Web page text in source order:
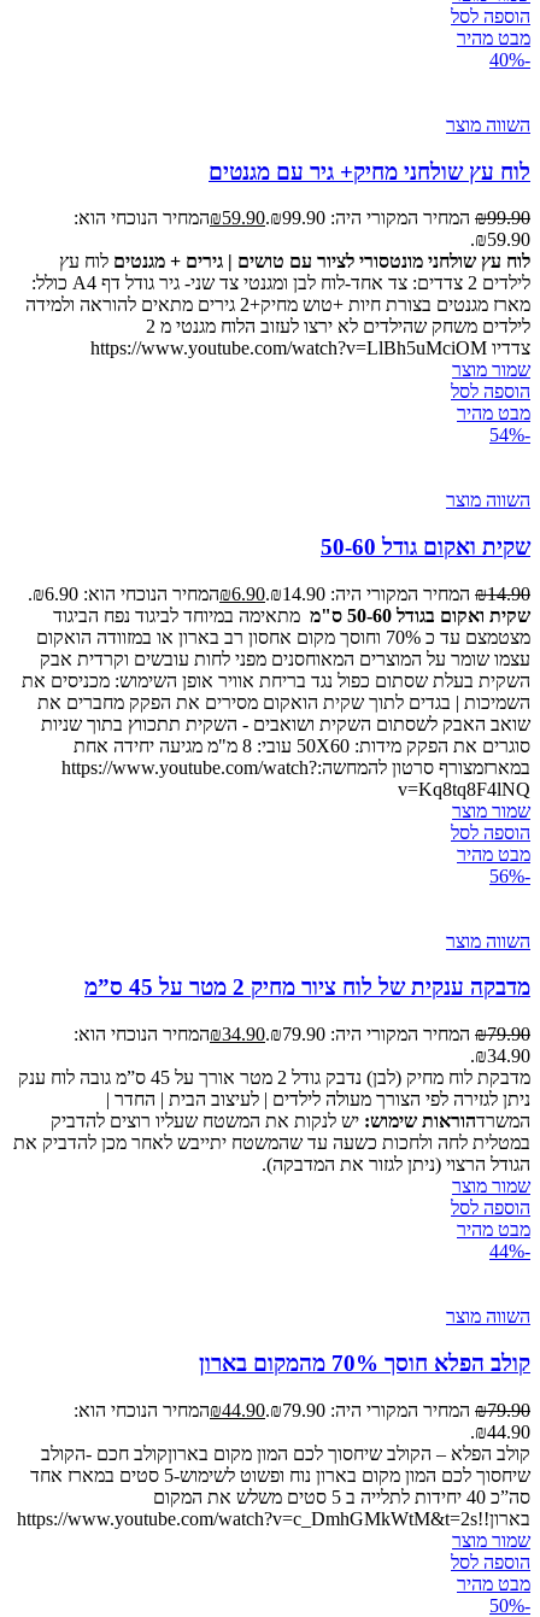
הוספה לסל
מבט מהיר
-40%
השווה מוצר
לוח עץ שולחני מחיק+ גיר עם מגנטים
₪99.90 המחיר המקורי היה: ₪99.90. ₪59.90
המחיר הנוכחי הוא:
₪59.90.
לוח עץ שולחני מונטסורי לציור עם טושים | גירים + מגנטים לוח עץ
לילדים 2 צדדים: צד אחד-לוח לבן ומגנטי צד שני- גיר גודל דף A4 כולל:
מארז מגנטים בצורת חיות +טוש מחיק+2 גירים מתאים להוראה ולמידה
לילדים משחק שהילדים לא ירצו לעזוב הלוח מגנטי מ 2
צדדיו https://www.youtube.com/watch?v=LlBh5uMciOM
שמור מוצר
הוספה לסל
מבט מהיר
-54%
השווה מוצר
שקית ואקום גודל 50-60
₪14.90 המחיר המקורי היה: ₪14.90. ₪6.90
המחיר הנוכחי הוא: ₪6.90.
שקית ואקום בגודל 50-60 ס"מ
מתאימה במיוחד לביגוד נפח הביגוד
מצטמצם עד כ 70% וחוסך מקום אחסון רב בארון או במזוודה הואקום
עצמו שומר על המוצרים המאוחסנים מפני לחות עובשים וקרדית אבק
השקית בעלת שסתום כפול נגד בריחת אוויר אופן השימוש: מכניסים את
השמיכות | בגדים לתוך שקית הואקום מסירים את הפקק מחברים את
שואב האבק לשסתום השקית ושואבים - השקית תתכווץ בתוך שניות
סוגרים את הפקק מידות: 50X60 עובי: 8 מ"מ מגיעה יחידה אחת
במארזמצורף סרטון להמחשה:https://www.youtube.com/watch?
v=Kq8tq8F4lNQ
שמור מוצר
הוספה לסל
מבט מהיר
-56%
השווה מוצר
מדבקה ענקית של לוח ציור מחיק 2 מטר על 45 ס”מ
₪79.90 המחיר המקורי היה: ₪79.90. ₪34.90
המחיר הנוכחי הוא:
₪34.90.
מדבקת לוח מחיק (לבן) נדבק גודל 2 מטר אורך על 45 ס”מ גובה לוח ענק
ניתן לגזירה לפי הצורך מעולה לילדים | לעיצוב הבית | החדר |
המשרדהוראות שימוש: יש לנקות את המשטח שעליו רוצים להדביק
במטלית לחה ולחכות כשעה עד שהמשטח יתייבש לאחר מכן להדביק את
הגודל הרצוי (ניתן לגזור את המדבקה).
שמור מוצר
הוספה לסל
מבט מהיר
-44%
השווה מוצר
קולב הפלא חוסך 70% מהמקום בארון
₪79.90 המחיר המקורי היה: ₪79.90. ₪44.90
המחיר הנוכחי הוא:
₪44.90.
קולב הפלא – הקולב שיחסוך לכם המון מקום בארוןקולב חכם -הקולב
שיחסוך לכם המון מקום בארון נוח ופשוט לשימוש-5 סטים במארז אחד
סה”כ 40 יחידות לתלייה ב 5 סטים משלש את המקום
בארון!!https://www.youtube.com/watch?v=c_DmhGMkWtM&t=2s
שמור מוצר
הוספה לסל
מבט מהיר
-50%